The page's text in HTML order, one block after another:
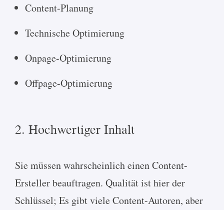
Content-Planung
Technische Optimierung
Onpage-Optimierung
Offpage-Optimierung
2. Hochwertiger Inhalt
Sie müssen wahrscheinlich einen Content-
Ersteller beauftragen. Qualität ist hier der
Schlüssel; Es gibt viele Content-Autoren, aber